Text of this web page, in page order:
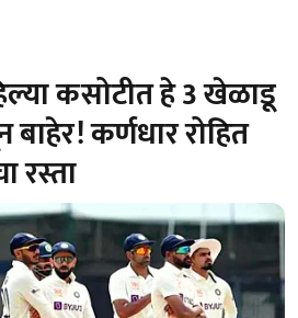
कसोटीत हे 3 खेळाडू
कर्णधार रोहित
रस्ता